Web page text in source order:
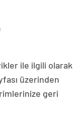
ile ilgili olarak
üzerinden
geri